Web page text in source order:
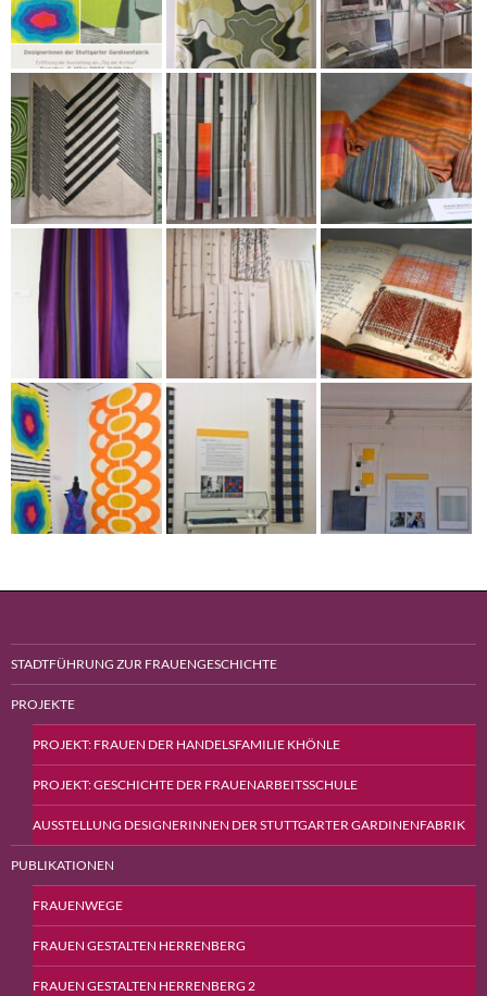
STADTFÜHRUNG ZUR FRAUENGESCHICHTE
PROJEKTE
PROJEKT: FRAUEN DER HANDELSFAMILIE KHÖNLE
PROJEKT: GESCHICHTE DER FRAUENARBEITSSCHULE
AUSSTELLUNG DESIGNERINNEN DER STUTTGARTER GARDINENFABRIK
PUBLIKATIONEN
FRAUENWEGE
FRAUEN GESTALTEN HERRENBERG
FRAUEN GESTALTEN HERRENBERG 2